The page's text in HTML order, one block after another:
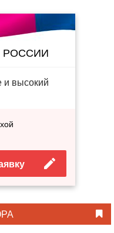
РОССИИ
и высокий